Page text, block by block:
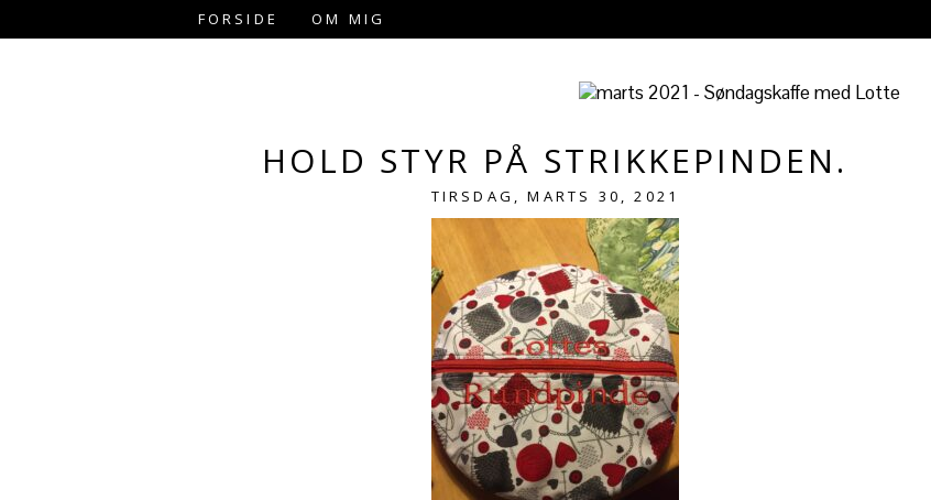
FORSIDE OM MIG
HOLD STYR PÅ STRIKKEPINDEN.
TIRSDAG, MARTS 30, 2021